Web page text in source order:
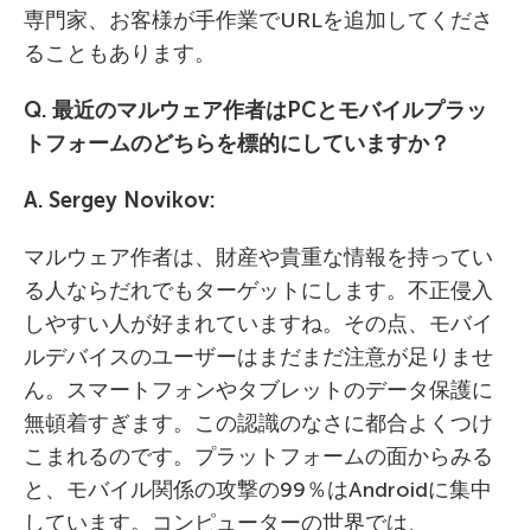
専門家、お客様が手作業でURLを追加してくださ
ることもあります。
Q. 最近のマルウェア作者はPCとモバイルプラッ
トフォームのどちらを標的にしていますか？
A. Sergey Novikov:
マルウェア作者は、財産や貴重な情報を持ってい
る人ならだれでもターゲットにします。不正侵入
しやすい人が好まれていますね。その点、モバイ
ルデバイスのユーザーはまだまだ注意が足りませ
ん。スマートフォンやタブレットのデータ保護に
無頓着すぎます。この認識のなさに都合よくつけ
こまれるのです。プラットフォームの面からみる
と、モバイル関係の攻撃の99％はAndroidに集中
しています。コンピューターの世界では、